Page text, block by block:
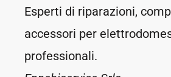
Esperti di riparazioni,
accessori per
professionali.